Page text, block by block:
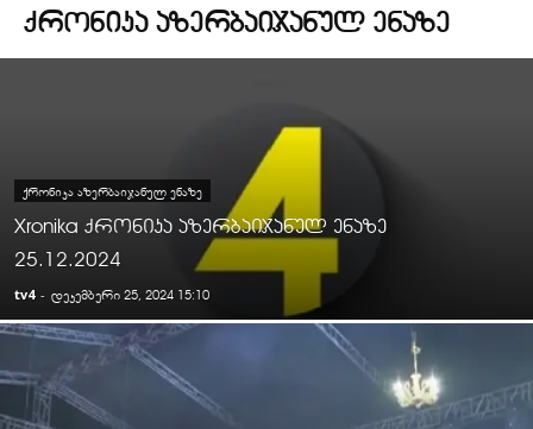
ᲥᲠᲝᲜᲘᲙᲐ ᲐᲖᲔᲠᲑᲐᲘᲯᲐᲜᲣᲚ ᲔᲜᲐᲖᲔ
ᲥᲠᲝᲜᲘᲙᲐ ᲐᲖᲔᲠᲑᲐᲘᲯᲐᲜᲣᲚ ᲔᲜᲐᲖᲔ
Xronika ქრონიკა აზერბაიჯანულ ენაზე
25.12.2024
tv4 - დეკემბერი 25, 2024 15:10